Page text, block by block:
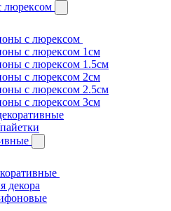
с люрексом
с люрексом 1см
с люрексом 1.5см
с люрексом 2см
с люрексом 2.5см
с люрексом 3см
декора